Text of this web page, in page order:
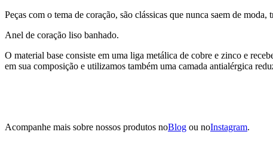
Peças com o tema de coração, são clássicas que nunca saem de
Anel de coração liso banhado.
O material base consiste em uma liga metálica de cobre e zinco e
em sua composição e utilizamos também uma camada antialérgica
Acompanhe mais sobre nossos produtos noBlog ou noInstagram.